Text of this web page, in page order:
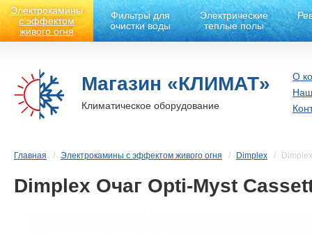
Электрокамины
с эффектом
живого огня
Фильтры для
очистки воды
Электрические
теплые полы
Магазин «КЛИМАТ»
Климатическое оборудование
О
Главная Электрокамины с эффектом живого огня Dimplex
Dimplex Очаг Opti-Myst